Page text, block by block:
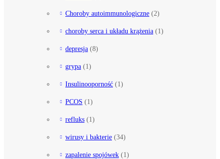
Choroby autoimmunologiczne (2)
choroby serca i układu krążenia (1)
depresja (8)
grypa (1)
Insulinooporność (1)
PCOS (1)
refluks (1)
wirusy i bakterie (34)
zapalenie spojówek (1)